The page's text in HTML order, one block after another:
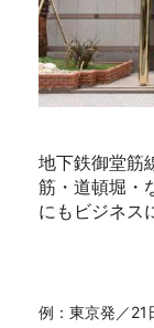
地下鉄御堂筋
筋・道頓堀・
にもビジネス
例：東京発／21